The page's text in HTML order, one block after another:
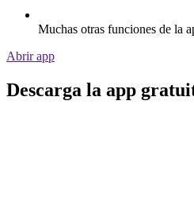
Muchas otras funciones de la
Abrir app
Descarga la app